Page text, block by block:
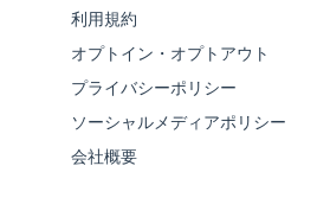
利用規約
オプトイン・オプトアウト
プライバシーポリシー
ソーシャルメディアポリシー
会社概要